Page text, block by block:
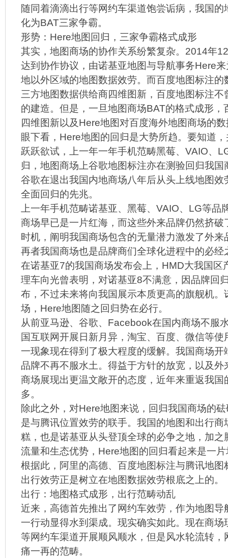
随同着滴滴出行等网约车渠道饱尝诟病，我国的
化为BAT三家争霸。
形势：Here地图回归，三家争霸格式成形
其实，地图商场的协作关系纷繁复杂。2014年
达到协作协议，由诺基亚地图与导航事务Here
地以外区域的地图数据效劳。而百度地图标注的
三方地图数据供给商四维图新，百度地图标注不
的建造。但是，一旦地图商场BAT的格式成形，
四维图新以及Here地图对百度海外地图商场的
眼下看，Here地图的回归是大势所趋。要知道
跃跃欲试，上一年一年手机范畴黑莓、VAIO、
归，地图商场上谷歌地图标注亦在测验回归我
谷歌在退出我国内地商场八年后从头上线地图效
全面回归的先兆。
上一年手机范畴诺基亚、黑莓、VAIO、LG等品
商场早已是一片红海，而这些外来品牌仍然挤破
时机，阐明我国商场包含的无量潜力激发了外来
再者我国商场也是品牌商们全球化进程中的必经
在诺基亚7的我国商场发布会上，HMD大我国区
理车向光曾表明，对诺基亚8不满意，因品牌回
布，不过未来将向我国展示本质更高的旗舰机。
场，Here地图随之回归势在必行。
从前亚马逊、谷歌、Facebook在国内商场不服
国互联网开展日新月异，淘宝、百度、微信等使
一现象现在得到了极大程度的缓解。我国商场开
品牌不再不服水土。得益于方针的放宽，以及外
商场展现出更温文敞开的态度，近年来重返我国
多。
除此之外，对Here地图来说，回归我国商场的
是与腾讯位置效劳的联手。我国的地图和出行商
糕，也是诺基亚从头登顶全球的必争之地，加之
流量和生态优势，Here地图的回归看起来是一
根据此，阿里的高德、百度地图标注与腾讯地图
出行效劳正是树立在地图数据效劳根底之上的。
出行：地图格式成形，出行范畴动乱
近来，高德首先推出了网约车效劳，作为地图导
一行动显得水到渠成。现实确实如此。现在商场
等网约车渠道开展顺风顺水，但是风水轮流转，
痛一再的范畴。